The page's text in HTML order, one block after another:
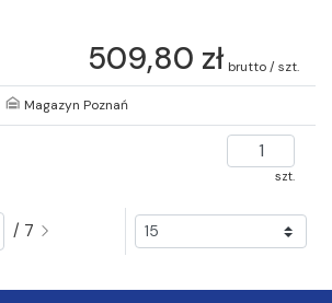
509,80 zł brutto / szt.
Magazyn Poznań
szt.
/ 7